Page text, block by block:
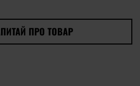
ПРО ТОВАР